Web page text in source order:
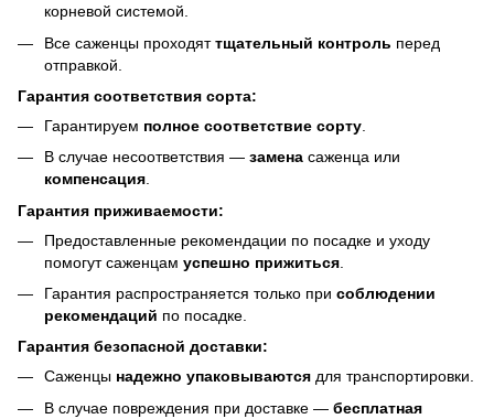
корневой системой.
Все саженцы проходяттщательный контроль перед
отправкой.
Гарантия соответствия сорта:
Гарантируем полное соответствие сорту
В случае несоответствия — замена саженца или
компенсация.
Гарантия приживаемости:
Предоставленные рекомендации по посадке и уходу
помогут саженцам успешно прижиться
Гарантия распространяется только при соблюдении
рекомендаций по посадке.
Гарантия безопасной доставки:
Саженцы надежно упаковываются для транспортировки.
В случае повреждения при доставке — бесплатная